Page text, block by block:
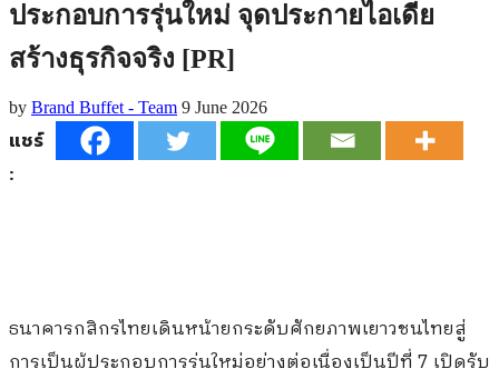
ประกอบการรุ่นใหม่ จุดประกายไอเดีย
สร้างธุรกิจจริง [PR]
by Brand Buffet - Team 9 June 2026
แชร์
:
ธนาคารกสิกรไทยเดินหน้ายกระดับศักยภาพเยาวชนไทยสู่